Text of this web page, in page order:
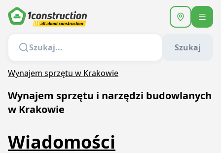
Szukaj
Wynajem sprzętu w Krakowie
Wynajem sprzętu i narzędzi budowlanych
w Krakowie
Wiadomości